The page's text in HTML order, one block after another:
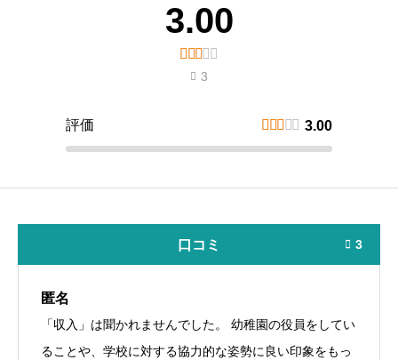
3.00
 
 3
評価  3.00
口コミ  3
匿名
「収入」は聞かれませんでした。 幼稚園の役員をしてい
ることや、学校に対する協力的な姿勢に良い印象をもっ